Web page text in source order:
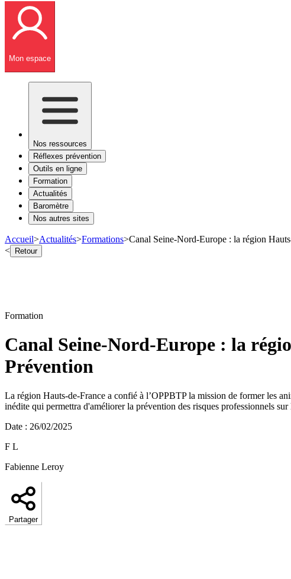
Mon espace
Nos ressources
Réflexes prévention
Outils en ligne
Formation
Actualités
Baromètre
Nos autres sites
Accueil>Actualités>Formations>Canal Seine-Nord-Europe : la région
< Retour
Formation
Canal Seine-Nord-Europe : la
Prévention
La région Hauts-de-France a confié à l’OPPBTP la mission de former les
inédite qui permettra d'améliorer la prévention des risques professionnels
Date : 26/02/2025
F L
Fabienne Leroy
Partager